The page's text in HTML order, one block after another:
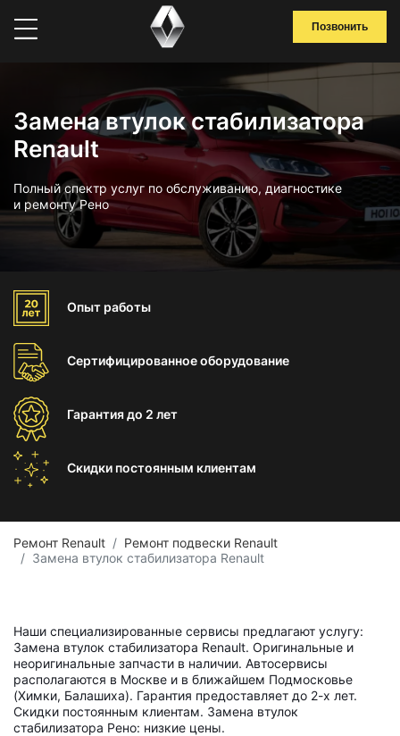
Позвонить
Замена втулок стабилизатора
Renault
Полный спектр услуг по обслуживанию, диагностике
и ремонту Рено
Опыт работы
Сертифицированноеоборудование
Гарантиядо 2 лет
Скидки постоянным клиентам
Ремонт Renault
Ремонт подвески Renault
Замена втулок стабилизатора Renault
Наши специализированные сервисы предлагают услугу:
Замена втулок стабилизатора Renault. Оригинальные и
неоригинальные запчасти в наличии. Автосервисы
располагаются в Москве и в ближайшем Подмосковье
(Химки, Балашиха). Гарантия предоставляет до 2-х лет.
Скидки постоянным клиентам. Замена втулок
стабилизатора Рено: низкие цены.